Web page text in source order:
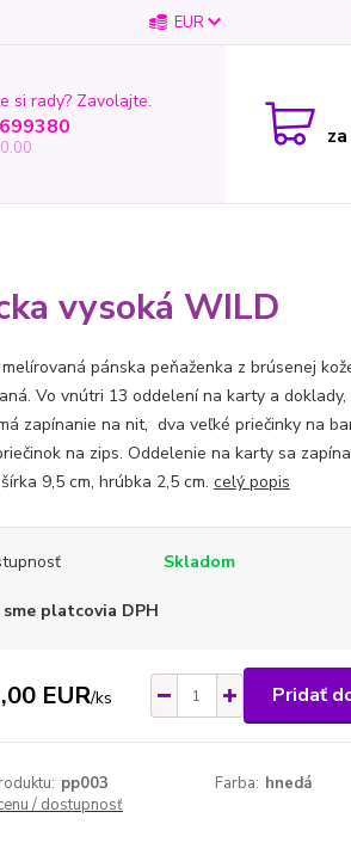
EUR
si rady? Zavolajte.
za
vysoká WILD
pánska peňaženka z brúsenej
Vo vnútri 13 oddelení na karty a
zapínanie na nit, dva veľké priečinky na
na zips. Oddelenie na karty sa
9,5 cm, hrúbka 2,5 cm. celý popis
Skladom
sme platcovia DPH
EUR/ks Pridať
pp003 Farba: hnedá
/ dostupnosť